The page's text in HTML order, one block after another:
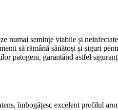
numai semințe viabile și
să rămână sănătoși și siguri
patogeni, garantând astfel
îmbogățesc excelent profilul